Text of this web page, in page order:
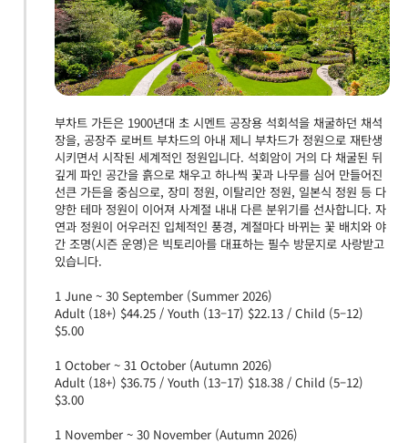
부차트 가든은 1900년대 초 시멘트 공장용 석회석을 채굴하던 채석
장을, 공장주 로버트 부차드의 아내 제니 부차드가 정원으로 재탄생
시키면서 시작된 세계적인 정원입니다. 석회암이 거의 다 채굴된 뒤
깊게 파인 공간을 흙으로 채우고 하나씩 꽃과 나무를 심어 만들어진
선큰 가든을 중심으로, 장미 정원, 이탈리안 정원, 일본식 정원 등 다
양한 테마 정원이 이어져 사계절 내내 다른 분위기를 선사합니다. 자
연과 정원이 어우러진 입체적인 풍경, 계절마다 바뀌는 꽃 배치와 야
간 조명(시즌 운영)은 빅토리아를 대표하는 필수 방문지로 사랑받고
있습니다.
1 June ~ 30 September (Summer 2026)
Adult (18+) $44.25 / Youth (13–17) $22.13 / Child (5–12)
$5.00
1 October ~ 31 October (Autumn 2026)
Adult (18+) $36.75 / Youth (13–17) $18.38 / Child (5–12)
$3.00
1 November ~ 30 November (Autumn 2026)